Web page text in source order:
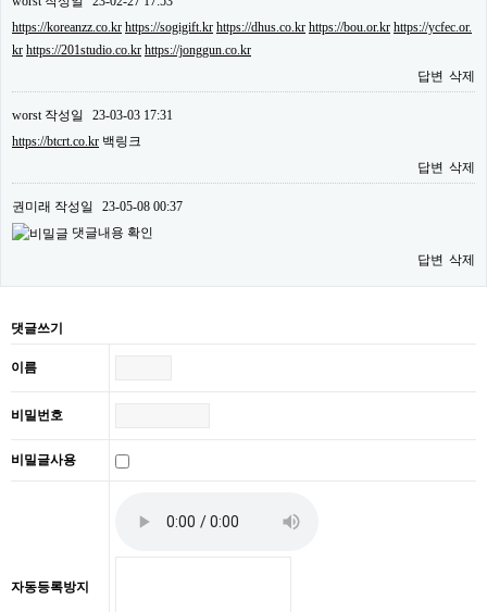
https://koreanzz.co.kr https://sogigift.kr https://dhus.co.kr https://bou.or.kr https://ycfec.or.
kr https://201studio.co.kr https://jonggun.co.kr
답변 삭제
worst작성일
23-03-03 17:31
https://btcrt.co.kr 백링크
답변 삭제
권미래 작성일
23-05-08 00:37
댓글내용 확인
답변 삭제
댓글쓰기
이름
비밀번호
비밀글사용
자동등록방지